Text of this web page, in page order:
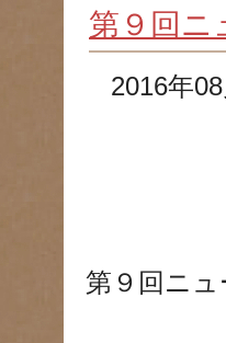
第９回ニ
2016年
第９回ニ